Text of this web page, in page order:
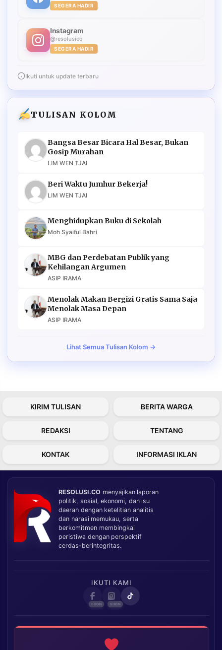
SEGERA HADIR
Instagram
@resolusico
SEGERA HADIR
Ikuti untuk update terbaru
TULISAN KOLOM
Bangsa Besar Bicara Hal Besar, Bukan
Gosip Murahan
LIM WEN TJAI
Beri Waktu Jumhur Bekerja!
LIM WEN TJAI
Menghidupkan Buku di Sekolah
Moh Syaiful Bahri
MBG dan Perdebatan Publik yang
Kehilangan Argumen
ASIP IRAMA
Menolak Makan Bergizi Gratis Sama Saja
Menolak Masa Depan
ASIP IRAMA
Lihat Semua Tulisan Kolom →
KIRIM TULISAN BERITA WARGA
REDAKSI TENTANG
KONTAK INFORMASI IKLAN
RESOLUSI.CO menyajikan laporan
politik, sosial, ekonomi, dan isu
daerah dengan ketelitian analitis
dan narasi memukau, serta
berkomitmen membingkai
peristiwa dengan perspektif
cerdas-berintegritas.
IKUTI KAMI